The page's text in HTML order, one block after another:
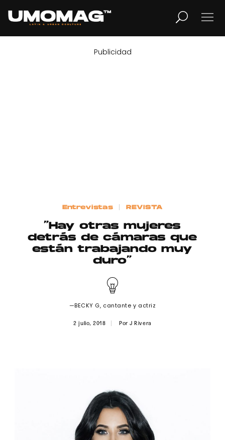
LIFESTYLE
Publicidad
Contacto
© 2015-2022 UMOMAG. PROPIEDAD DE UMO agency. TODOS LOS
Publicidad
Entrevistas REVISTA
“Hay otras mujeres
detrás de cámaras que
están trabajando muy
duro”
—BECKY G, cantante y actriz
2 julio, 2018 PorJ Rivera